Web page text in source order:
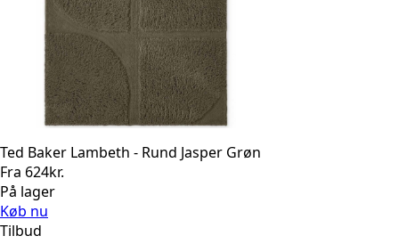
Ted Baker Lambeth - Rund Jasper Grøn
Fra 624kr.
På lager
Køb nu
Tilbud